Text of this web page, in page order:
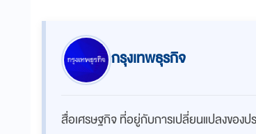
กรุงเทพธุรกิจ
สื่อเศรษฐกิจ ที่อยู่กับการเปลี่ยนแปลงของป